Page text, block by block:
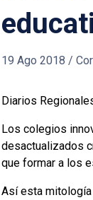
19 Ago 2018 /
Diarios
Los colegios
desactualizados
que formar a los
Así esta